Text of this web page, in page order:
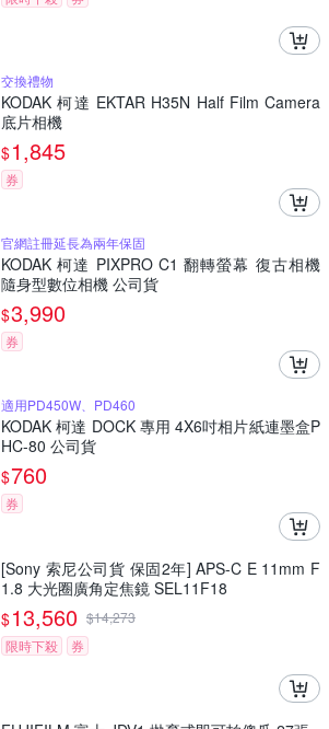
交換禮物
KODAK 柯達 EKTAR H35N Half Film Camera
底片相機
$1,845
券
官網註冊延長為兩年保固
KODAK 柯達 PIXPRO C1 翻轉螢幕 復古相機
隨身型數位相機 公司貨
$3,990
券
適用PD450W、PD460
KODAK 柯達 DOCK 專用 4X6吋相片紙連墨盒P
HC-80 公司貨
$760
券
[Sony 索尼公司貨 保固2年] APS-C E 11mm F
1.8 大光圈廣角定焦鏡 SEL11F18
$13,560 $14,273
限時下殺
券